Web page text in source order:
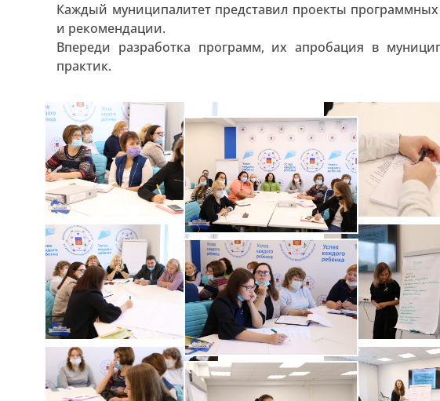
Каждый муниципалитет представил проекты программных
и рекомендации.
Впереди разработка программ, их апробация в
практик.